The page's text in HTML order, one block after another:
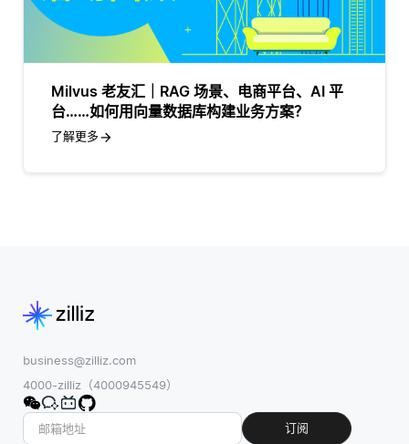
Milvus 老友汇｜RAG 场景、电商平台、AI 平
台……如何用向量数据库构建业务方案？
了解更多
business@zilliz.com
4000-zilliz（4000945549）
订阅